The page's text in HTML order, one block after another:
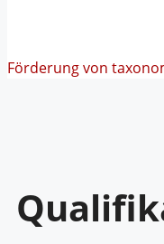
Förderung von